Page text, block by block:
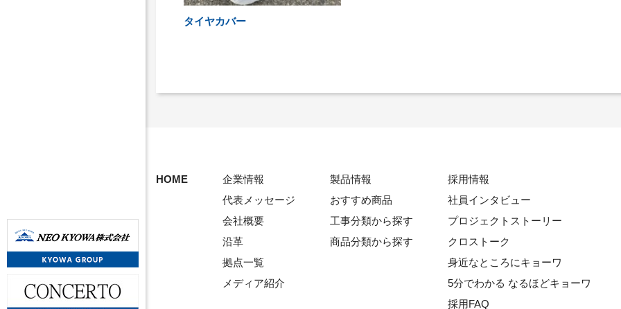
タイヤカバー
HOME
企業情報
代表メッセージ
会社概要
沿革
拠点一覧
メディア紹介
製品情報
おすすめ商品
工事分類から探す
商品分類から探す
採用情報
社員インタビュー
プロジェクトストーリー
クロストーク
身近なところにキョーワ
5分でわかる なるほどキョーワ
採用FAQ